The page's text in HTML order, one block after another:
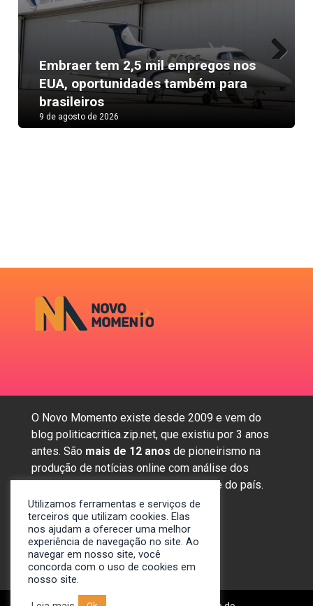
Embraer tem 2,5 mil empregos nos
EUA, oportunidades também para
brasileiros
9 de agosto de 2026
Next
O Novo Momento existe desde 2009 e vem do
blog politicacritica.zip.net, que existiu por 3 anos
antes. São mais de 12 anos de pioneirismo na
produção de notícias online com análise dos
assuntos mais importantes da região e do país.
Sobre nós
Anunciar
Contato
Utilizamos ferramentas e serviços de
terceiros que utilizam cookies. Elas
nos ajudam a oferecer uma melhor
experiência de navegação no site. Ao
navegar em nosso site, você
concorda com o uso de cookies em
nosso site.